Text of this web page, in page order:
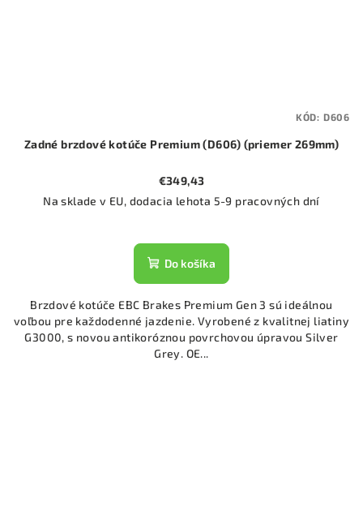
Zadné brzdové kotúče Premium (D606) (priemer 269mm)
€349,43
Na sklade v EU, dodacia lehota 5-9 pracovných dní
Do košíka
Brzdové kotúče EBC Brakes Premium Gen 3 sú ideálnou
voľbou pre každodenné jazdenie. Vyrobené z kvalitnej liatiny
G3000, s novou antikoróznou povrchovou úpravou Silver
Grey. OE...
KÓD: D606